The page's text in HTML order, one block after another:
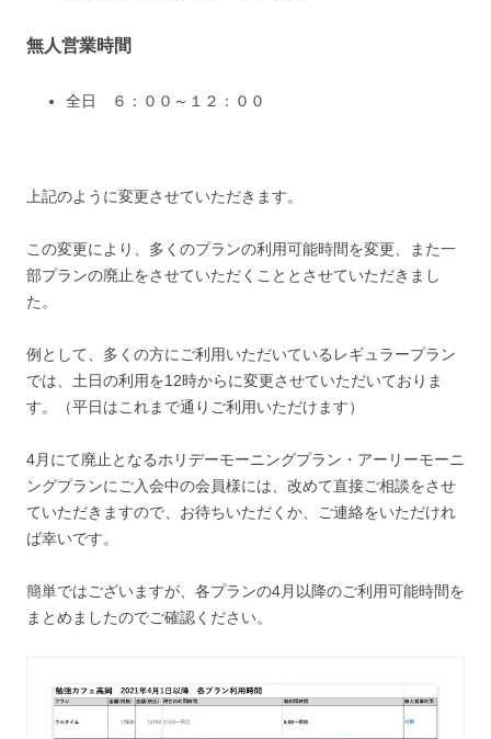
無人営業時間
全日 ６：００～１２：００
上記のように変更させていただきます。
この変更により、多くのプランの利用可能時間を変更、また一
部プランの廃止をさせていただくこととさせていただきまし
た。
例として、多くの方にご利用いただいているレギュラープラン
では、土日の利用を12時からに変更させていただいておりま
す。（平日はこれまで通りご利用いただけます）
4月にて廃止となるホリデーモーニングプラン・アーリーモーニ
ングプランにご入会中の会員様には、改めて直接ご相談をさせ
ていただきますので、お待ちいただくか、ご連絡をいただけれ
ば幸いです。
簡単ではございますが、各プランの4月以降のご利用可能時間を
まとめましたのでご確認ください。